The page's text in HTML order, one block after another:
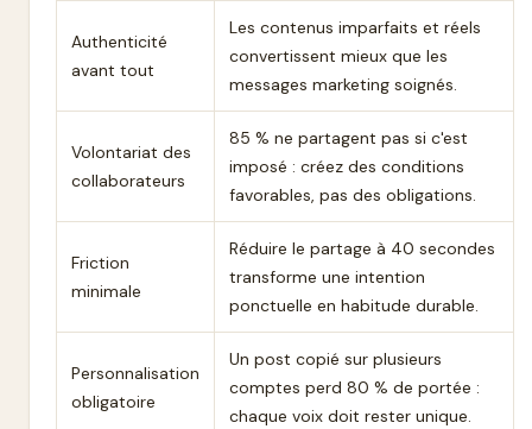
Authenticité
avant tout
Les contenus imparfaits et réels
convertissent mieux que les
messages marketing soignés.
Volontariat des
collaborateurs
85 % ne partagent pas si c'est
imposé : créez des conditions
favorables, pas des obligations.
Friction
minimale
Réduire le partage à 40 secondes
transforme une intention
ponctuelle en habitude durable.
Personnalisation
obligatoire
Un post copié sur plusieurs
comptes perd 80 % de portée :
chaque voix doit rester unique.